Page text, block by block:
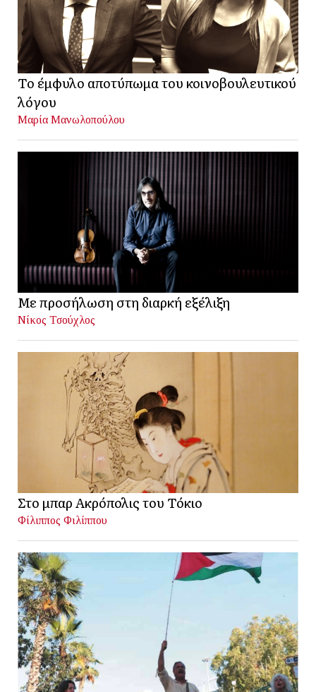
Το έμφυλο αποτύπωμα του κοινοβουλευτικού
λόγου
Μαρία Μανωλοπούλου
Με προσήλωση στη διαρκή εξέλιξη
Νίκος Τσούχλος
Στο μπαρ Ακρόπολις του Τόκιο
Φίλιππος Φιλίππου